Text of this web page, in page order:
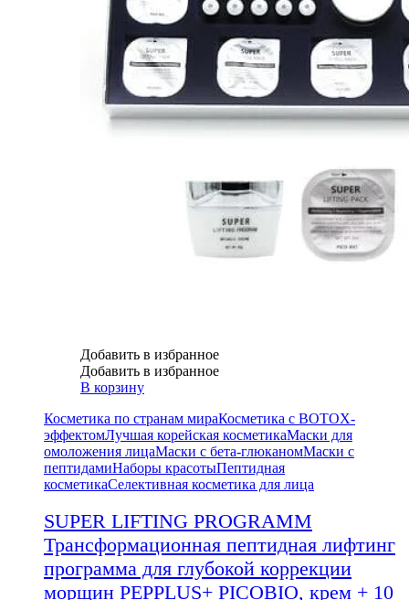
Добавить в избранное
Добавить в избранное
В корзину
Косметика по странам мираКосметика с BOTOX-
эффектомЛучшая корейская косметикаМаски для
омоложения лицаМаски с бета-глюканомМаски с
пептидамиНаборы красотыПептидная
косметикаСелективная косметика для лица
SUPER LIFTING PROGRAMM
Трансформационная пептидная лифтинг
программа для глубокой коррекции
морщин PEPPLUS+ PICOBIO, крем + 10